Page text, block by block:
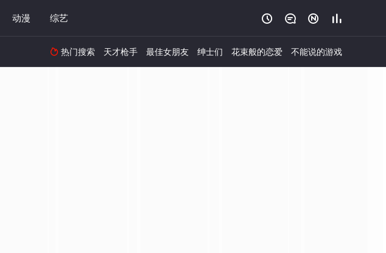
动漫 综艺    
 热门搜索 天才枪手 最佳女朋友 绅士们 花束般的恋爱 不能说的游戏